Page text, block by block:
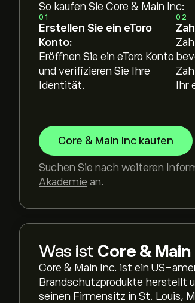
So kaufen Sie Core & Main Inc:
01
Erstellen Sie ein eToro
Konto:
Eröffnen Sie ein eToro Konto
und verifizieren Sie Ihre
Identität.
02
Ihr
Core & Main Inc kaufen
Suchen Sie nach weiteren
Akademie an.
Was ist Core & Main
Core & Main Inc. ist ein US-
Brandschutzprodukte herstellt
seinen Firmensitz in St. Louis,